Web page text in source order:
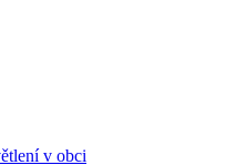
v obci